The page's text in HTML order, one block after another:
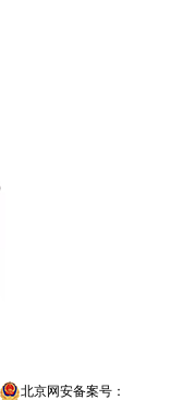
北京网安备案号：